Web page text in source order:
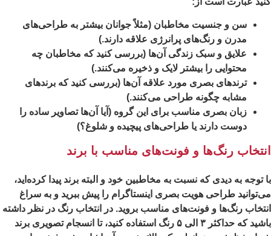
سن و جنسیت مخاطبان (مثلاً جوانان بیشتر به طراحی‌های
مدرن و رنگ‌های پرانرژی علاقه دارند.)
علایق و سبک زندگی آن‌ها (بررسی کنید که مخاطبان چه
محتوایی را بیشتر لایک و ذخیره می‌کنند.)
ترندهای بصری مورد علاقه آن‌ها (بررسی کنید که برندهای
مشابه چگونه طراحی می‌کنند.)
زبان بصری مناسب برای این گروه (آیا آن‌ها تصاویر ساده را
دوست دارند یا طراحی‌های پیچیده و شلوغ؟)
رنگ‌ها و فونت‌های مناسب با برند
توجه به دیدی که نسبت به مخاطبین خود و البته برند پیدا کرده‌اید،
طراحی هویت بصری اینستاگرام را پیش ببرید و به سراغ
رنگ‌ها و فونت‌های مناسب بروید. در انتخاب رنگ در نظر داشته
باشید که حداکثر ۳ الی ۵ رنگ استفاده کنید، تا انسجام تصویری برند